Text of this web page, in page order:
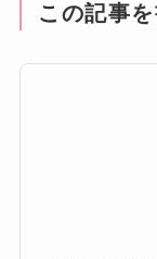
この記事